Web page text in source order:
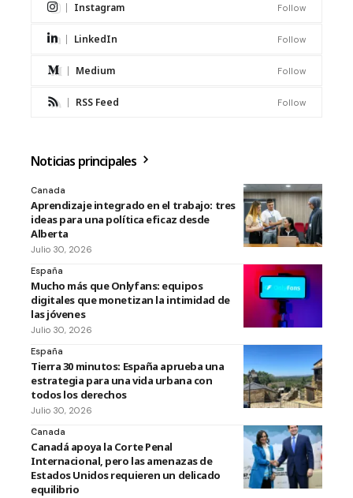
Instagram Follow
LinkedIn Follow
Medium Follow
RSS Feed Follow
Noticias principales
Canada
Aprendizaje integrado en el trabajo: tres
ideas para una política eficaz desde
Alberta
Julio 30, 2026
España
Mucho más que Onlyfans: equipos
digitales que monetizan la intimidad de
las jóvenes
Julio 30, 2026
España
Tierra 30 minutos: España aprueba una
estrategia para una vida urbana con
todos los derechos
Julio 30, 2026
Canada
Canadá apoya la Corte Penal
Internacional, pero las amenazas de
Estados Unidos requieren un delicado
equilibrio